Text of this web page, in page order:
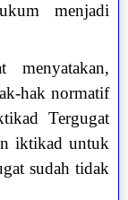
menjadi
menyatakan,
hak normatif
Tergugat
iktikad untuk
sudah tidak